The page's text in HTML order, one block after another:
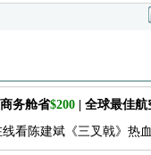
商务舱省$200 | 全球最佳
看陈建斌《三叉戟》热